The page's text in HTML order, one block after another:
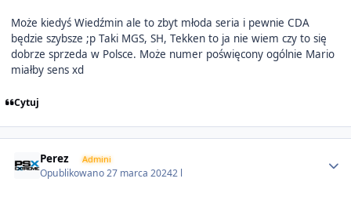
Może kiedyś Wiedźmin ale to zbyt młoda seria i pewnie CDA
będzie szybsze ;p Taki MGS, SH, Tekken to ja nie wiem czy to się
dobrze sprzeda w Polsce. Może numer poświęcony ogólnie Mario
miałby sens xd
Cytuj
Perez Admini
Opublikowano27 marca 20242 l